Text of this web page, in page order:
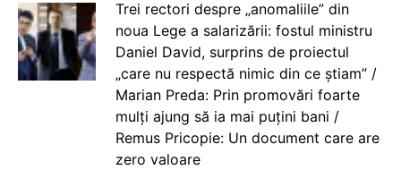
Trei rectori despre „anomaliile” din
noua Lege a salarizării: fostul ministru
Daniel David, surprins de proiectul
„care nu respectă nimic din ce știam” /
Marian Preda: Prin promovări foarte
mulți ajung să ia mai puțini bani /
Remus Pricopie: Un document care are
zero valoare